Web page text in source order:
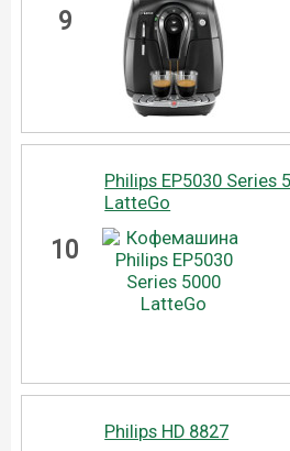
9
10
Philips EP5030 Series
LatteGo
Philips HD 8827